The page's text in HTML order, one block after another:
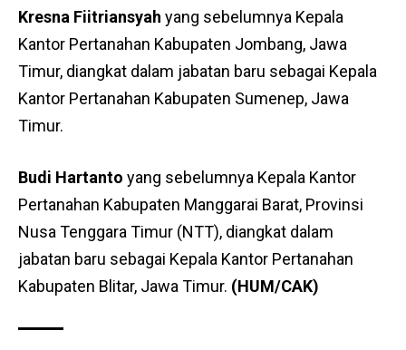
Kresna Fiitriansyah yang sebelumnya Kepala
Kantor Pertanahan Kabupaten Jombang, Jawa
Timur, diangkat dalam jabatan baru sebagai Kepala
Kantor Pertanahan Kabupaten Sumenep, Jawa
Timur.
Budi Hartanto yang sebelumnya Kepala Kantor
Pertanahan Kabupaten Manggarai Barat, Provinsi
Nusa Tenggara Timur (NTT), diangkat dalam
jabatan baru sebagai Kepala Kantor Pertanahan
Kabupaten Blitar, Jawa Timur. (HUM/CAK)